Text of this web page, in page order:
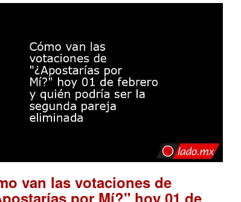
van las votaciones de
por Mí?" hoy 01 de